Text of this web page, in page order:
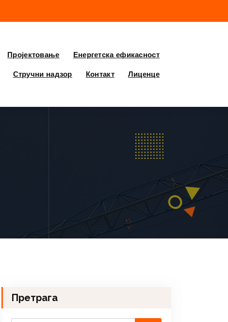
Пројектовање Енергетска ефикасност
Стручни надзор Контакт Лиценце
Претрага